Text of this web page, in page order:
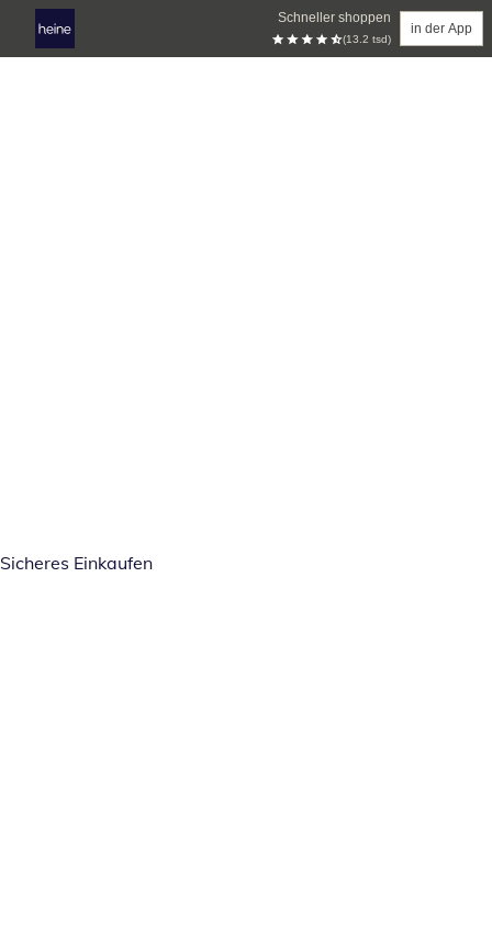
Schneller shoppen
(13.2 tsd)
in der App
Sicheres Einkaufen